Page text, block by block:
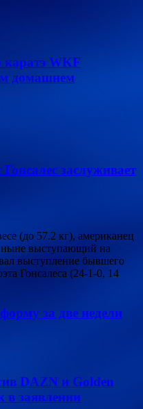
каратэ WKF
домашнем
заслуживает
(до 57.2 кг), американец
выступающий на
выступление бывшего
Гонсалеса (24-1-0, 14
за две недели
DAZN и Golden
в заявлении